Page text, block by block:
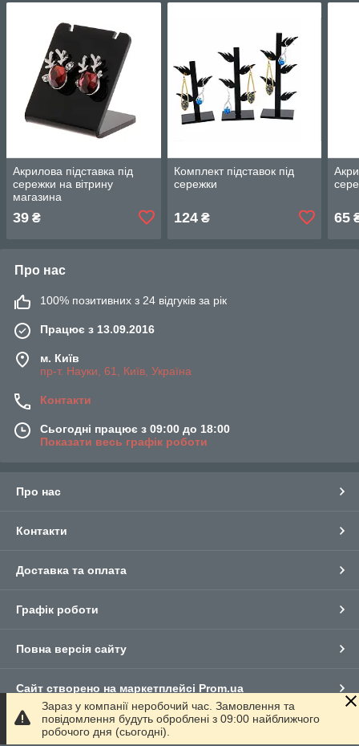
Акрилова підставка під
сережки на вітрину
магазина
39 ₴
Комплект підставок під
сережки
124₴ 65
Про нас
100% позитивних з 24 відгуків за рік
Працює з 13.09.2016
м. Київ
пр-т. Науки, 61, Київ, Україна
Контакти
Сьогодні працює з 09:00 до 18:00
Показати весь графік роботи
Про нас
Контакти
Доставка та оплата
Графік роботи
Повна версія сайту
Сайт створено на маркетплейсі Prom.ua
Політика конфіденційності
Зараз у компанії неробочий час. Замовлення та
повідомлення будуть оброблені з 09:00 найближчого
робочого дня (сьогодні).